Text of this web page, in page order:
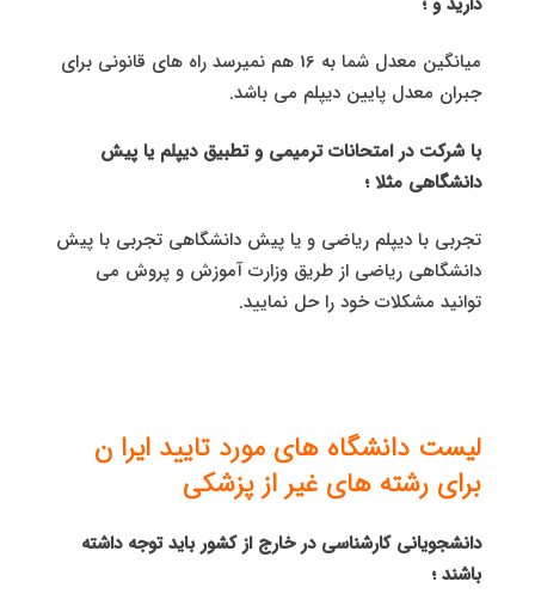
میانگین معدل شما به 16 هم نمیرسد راه های قانونی برای
جبران معدل پایین دیپلم می باشد.
با شرکت در امتحانات ترمیمی و تطبیق دیپلم یا پیش
دانشگاهی مثلا ؛
تجربی با دیپلم ریاضی و یا پیش دانشگاهی تجربی با پیش
دانشگاهی ریاضی از طریق وزارت آموزش و پروش می
توانید مشکلات خود را حل نمایید.
لیست دانشگاه های مورد تایید ایرا ن
برای رشته های غیر از پزشکی
دانشجویانی کارشناسی در خارج از کشور باید توجه داشته
باشند ؛